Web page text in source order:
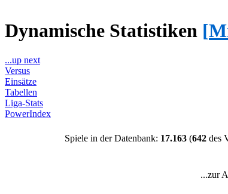
Dynamische Statistiken [
...up next
Versus
Einsätze
Tabellen
Liga-Stats
PowerIndex
Spiele in der Datenbank: 17.163(642des
...zur